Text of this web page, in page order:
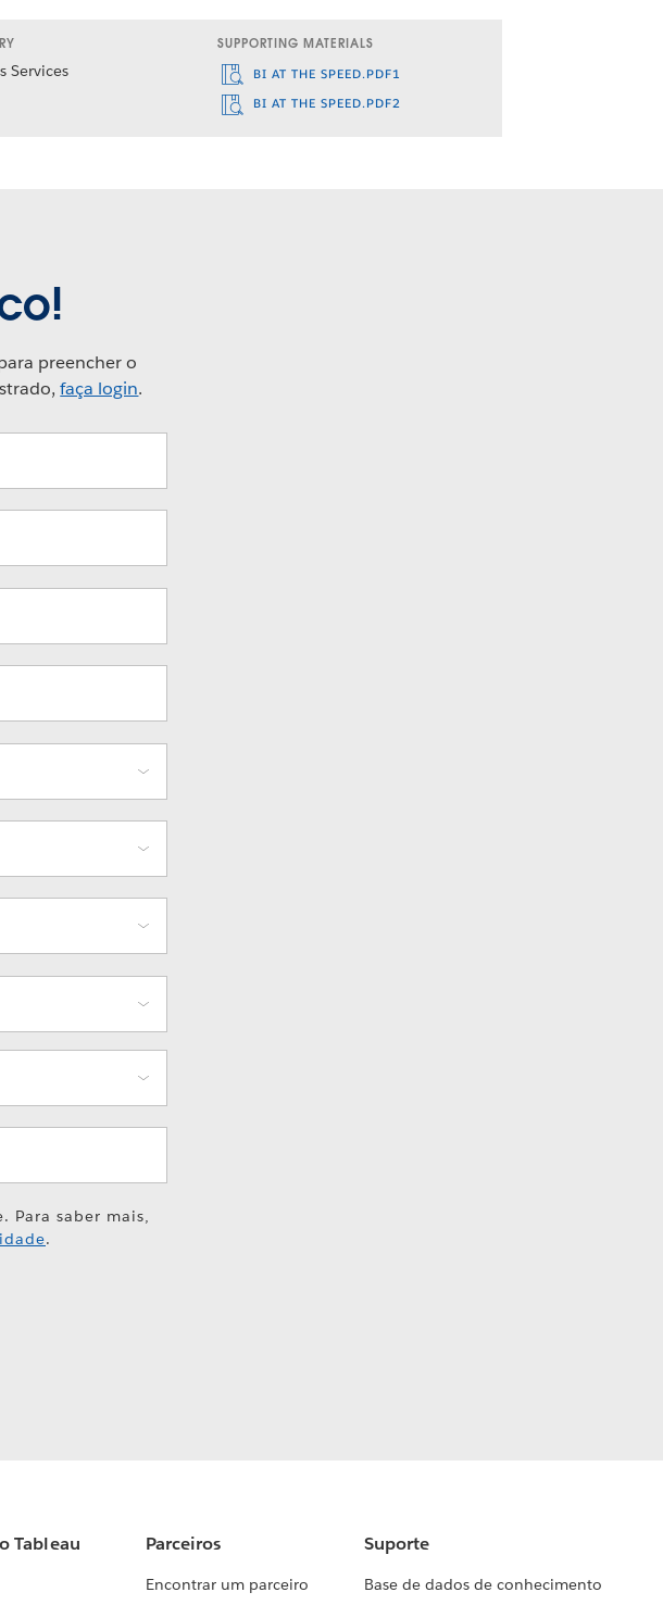
Services
SUPPORTING MATERIALS
BI AT THE SPEED.PDF1
BI AT THE SPEED.PDF2
preencher o
faça login.
Para saber mais,
.
Tableau Parceiros
Encontrar um parceiro
Suporte
Base de dados de conhecimento